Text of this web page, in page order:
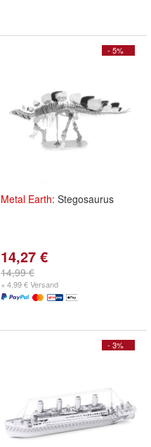
- 5%
Metal Earth: Stegosaurus
14,27 €
14,99 €
+ 4,99 € Versand
- 3%